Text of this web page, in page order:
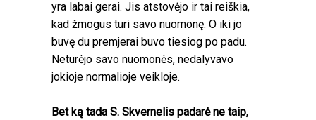
yra labai gerai. Jis atstovėjo ir tai reiškia,
kad žmogus turi savo nuomonę. O iki jo
buvę du premjerai buvo tiesiog po padu.
Neturėjo savo nuomonės, nedalyvavo
jokioje normalioje veikloje.
Bet ką tada S. Skvernelis padarė ne taip,